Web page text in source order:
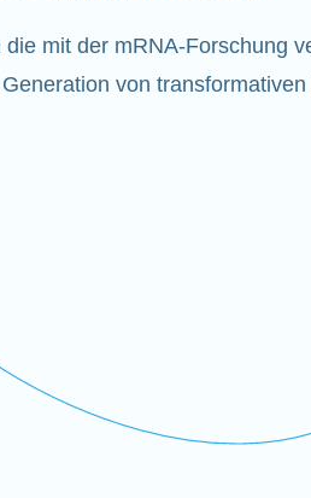
die mit der mRNA-Forschung
von